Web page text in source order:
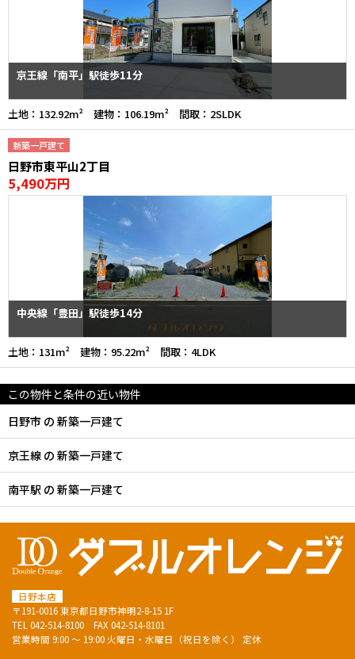
京王線「南平」駅徒歩11分
土地：132.92m² 建物：106.19m² 間取：2SLDK
新築一戸建て
日野市東平山2丁目
5,490万円
中央線「豊田」駅徒歩14分
土地：131m² 建物：95.22m² 間取：4LDK
この物件と条件の近い物件
日野市 の 新築一戸建て
京王線 の 新築一戸建て
南平駅 の 新築一戸建て
日野本店
〒191-0016 東京都日野市神明2-8-15 1F
TEL 042-514-8100 FAX 042-514-8101
営業時間 9:00 ～ 19:00 火曜日・水曜日（祝日を除く） 定休